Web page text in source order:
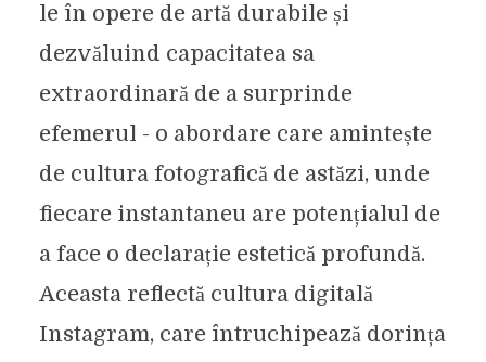
le în opere de artă durabile și
dezvăluind capacitatea sa
extraordinară de a surprinde
efemerul - o abordare care amintește
de cultura fotografică de astăzi, unde
fiecare instantaneu are potențialul de
a face o declarație estetică profundă.
Aceasta reflectă cultura digitală
Instagram, care întruchipează dorința